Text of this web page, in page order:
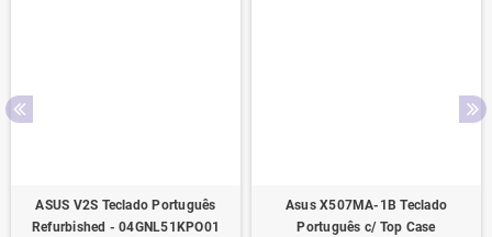
ASUS V2S Teclado Português
Refurbished - 04GNL51KPO01
Asus X507MA-1B Teclado
Português c/ Top Case